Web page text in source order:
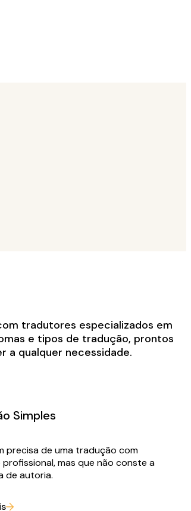
tradutores especializados em
e tipos de tradução, prontos
a qualquer necessidade.
Simples
precisa de uma tradução com
profissional, mas que não conste a
de autoria.